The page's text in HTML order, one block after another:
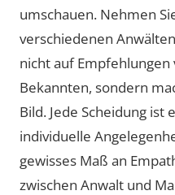
umschauen. Nehmen
verschiedenen
nicht auf
Bekannten, sondern
Bild. Jede Scheidung
individuelle
gewisses Maß an
zwischen Anwalt und